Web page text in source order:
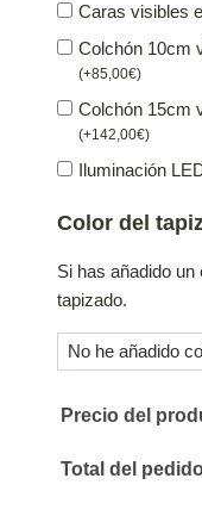
Caras visibles
Colchón 10cm
(+85,00€)
Colchón 15cm
(+142,00€)
Iluminación
Color del
Si has añadido
tapizado.
Precio del
Total del